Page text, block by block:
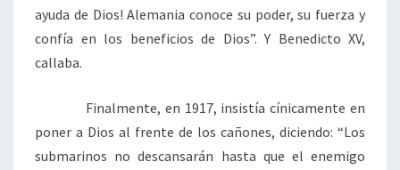
ayuda de Dios! Alemania conoce su poder, su fuerza y
confía en los beneficios de Dios”. Y Benedicto XV,
callaba.
Finalmente, en 1917, insistía cínicamente en
poner a Dios al frente de los cañones, diciendo: “Los
submarinos no descansarán hasta que el enemigo